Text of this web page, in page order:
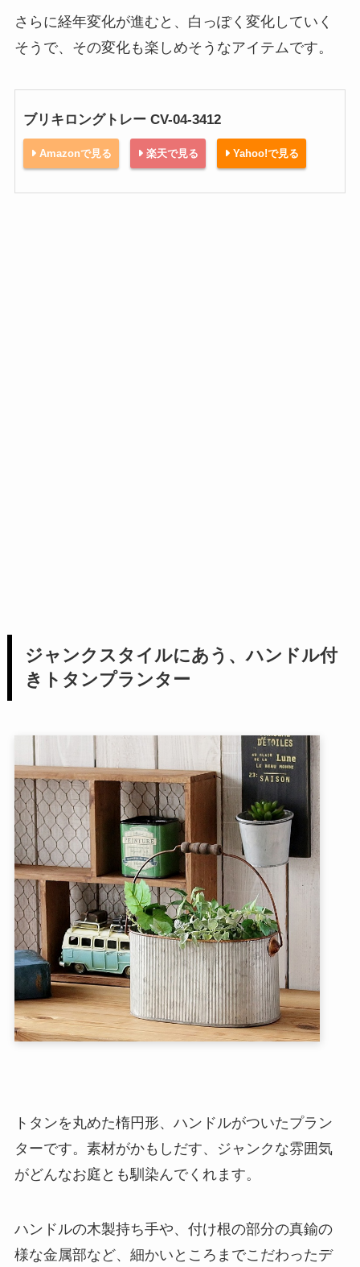
さらに経年変化が進むと、白っぽく変化していく
そうで、その変化も楽しめそうなアイテムです。
ブリキロングトレー CV-04-3412
Amazonで見る 楽天で見る Yahoo!で見る
ジャンクスタイルにあう、ハンドル付
きトタンプランター
トタンを丸めた楕円形、ハンドルがついたプラン
ターです。素材がかもしだす、ジャンクな雰囲気
がどんなお庭とも馴染んでくれます。
ハンドルの木製持ち手や、付け根の部分の真鍮の
様な金属部など、細かいところまでこだわったデ